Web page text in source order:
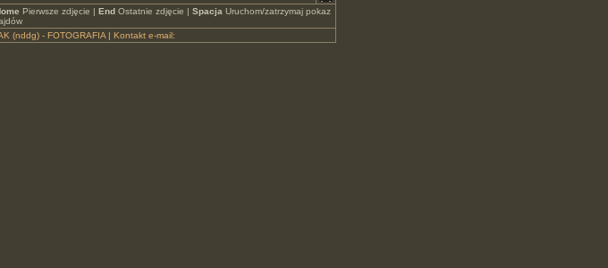
Pierwsze zdjęcie | EndOstatnie zdjęcie | Spacja Uruchom/zatrzymaj pokaz
(nddg) - FOTOGRAFIA| Kontakt e-mail: